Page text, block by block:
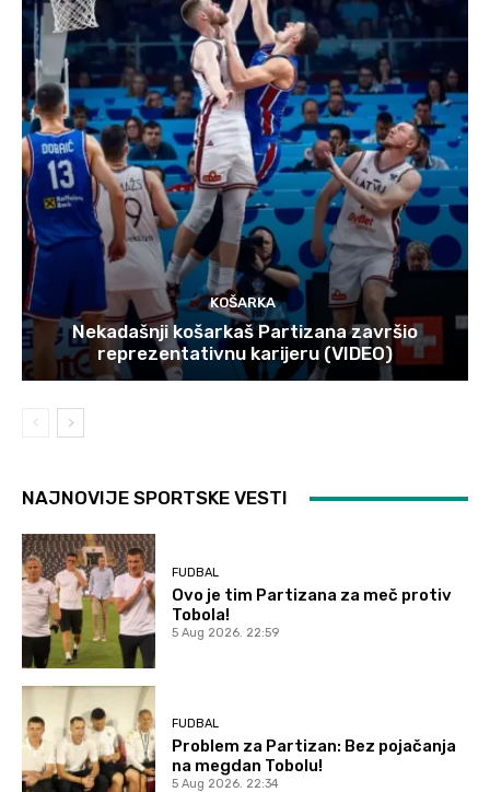
KOŠARKA
Nekadašnji košarkaš Partizana završio
reprezentativnu karijeru (VIDEO)
NAJNOVIJE SPORTSKE VESTI
FUDBAL
Ovo je tim Partizana za meč protiv
Tobola!
5 Aug 2026. 22:59
FUDBAL
Problem za Partizan: Bez pojačanja
na megdan Tobolu!
5 Aug 2026. 22:34